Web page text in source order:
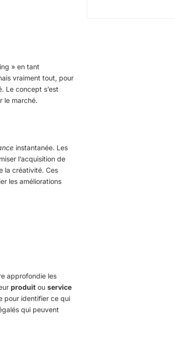
» en tant
vraiment tout, pour
Le concept s’est
le marché.
instantanée. Les
l’acquisition de
la créativité. Ces
les améliorations
approfondie les
produit ou service
pour identifier ce qui
qui peuvent